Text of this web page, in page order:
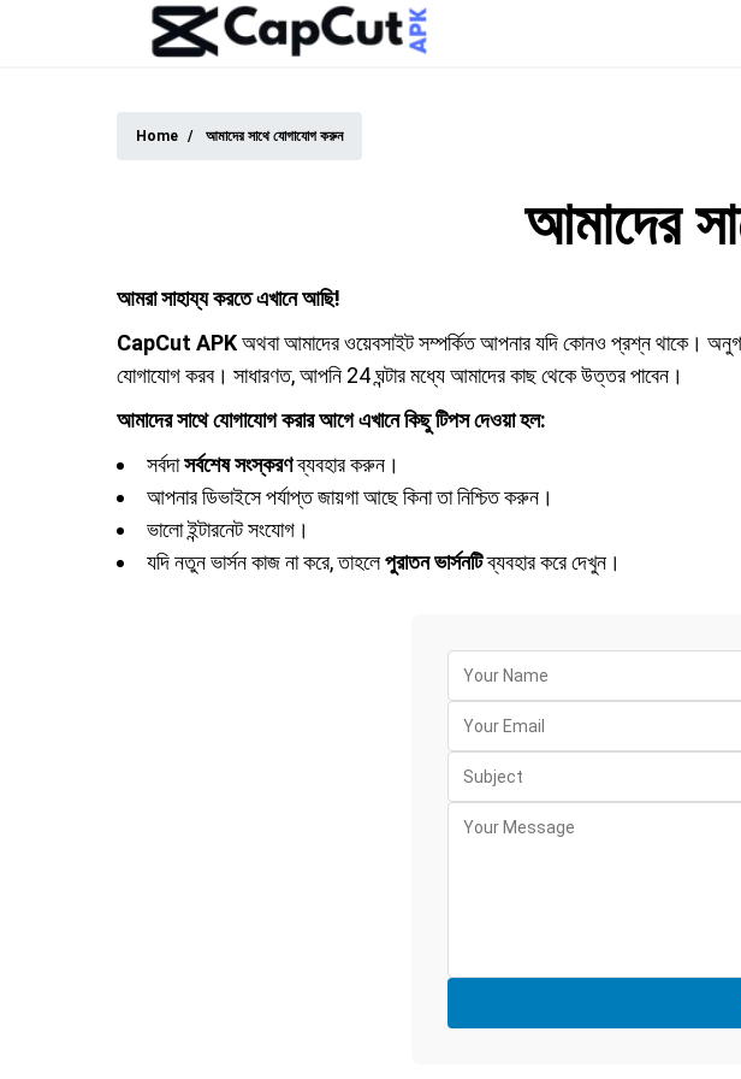
Home আমাদের সাথে যোগাযোগ করুন
আমাদের
আমরা সাহায্য করতে এখানে আছি!
CapCut APKঅথবা আমাদের ওয়েবসাইট সম্পর্কিত আপনার যদি কোনও প্রশ্ন থাকে।
যোগাযোগ করব। সাধারণত, আপনি 24 ঘন্টার মধ্যে আমাদের কাছ থেকে উত্তর পাবেন।
আমাদের সাথে যোগাযোগ করার আগে এখানে কিছু টিপস দেওয়া হল:
সর্বদাসর্বশেষ সংস্করণব্যবহার করুন।
আপনার ডিভাইসে পর্যাপ্ত জায়গা আছে কিনা তা নিশ্চিত করুন।
ভালো ইন্টারনেট সংযোগ।
যদি নতুন ভার্সন কাজ না করে, তাহলেপুরাতন ভার্সনটিব্যবহার করে দেখুন।